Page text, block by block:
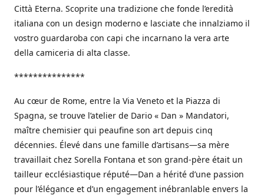
Città Eterna. Scoprite una tradizione che fonde l’eredità
italiana con un design moderno e lasciate che innalziamo il
vostro guardaroba con capi che incarnano la vera arte
della camiceria di alta classe.
***************
Au cœur de Rome, entre la Via Veneto et la Piazza di
Spagna, se trouve l’atelier de Dario « Dan » Mandatori,
maître chemisier qui peaufine son art depuis cinq
décennies. Élevé dans une famille d’artisans—sa mère
travaillait chez Sorella Fontana et son grand-père était un
tailleur ecclésiastique réputé—Dan a hérité d’une passion
pour l’élégance et d’un engagement inébranlable envers la